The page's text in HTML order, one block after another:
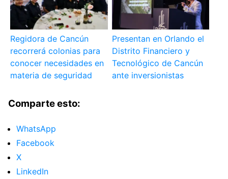
Regidora de Cancún
recorrerá colonias para
conocer necesidades en
materia de seguridad
Presentan en Orlando el
Distrito Financiero y
Tecnológico de Cancún
ante inversionistas
Comparte esto:
WhatsApp
Facebook
X
LinkedIn